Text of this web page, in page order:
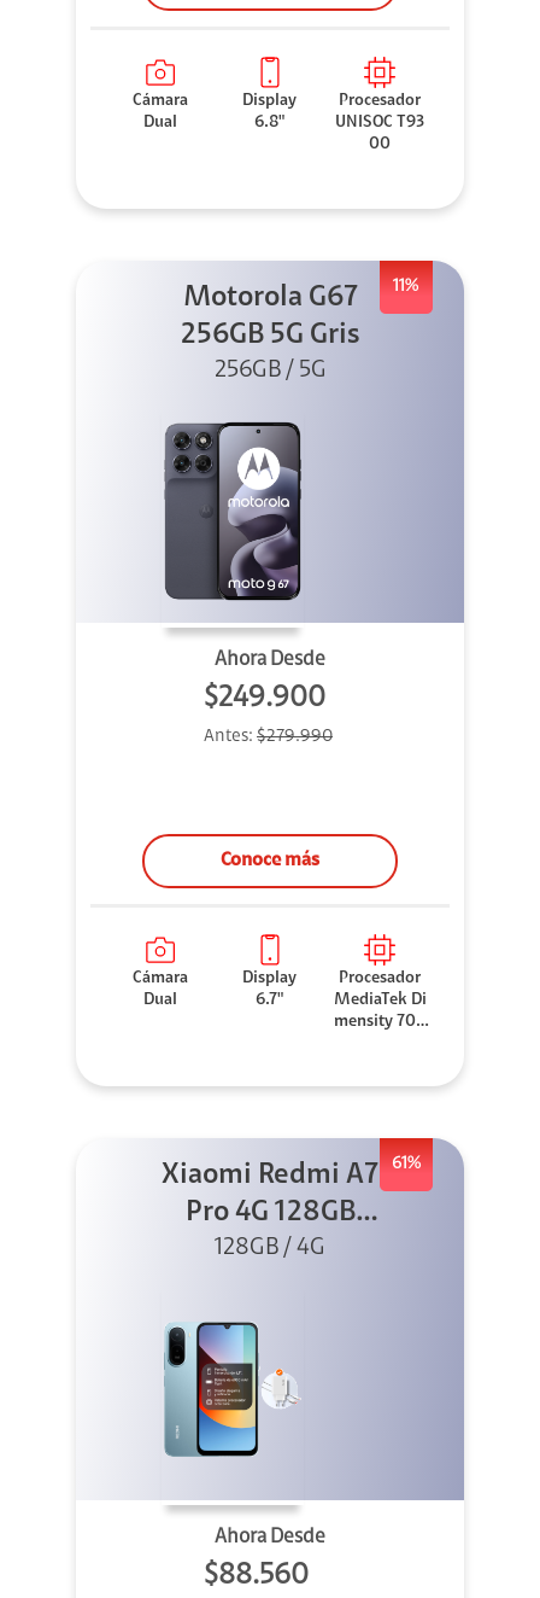
Cámara
Dual
Display
6.8"
Procesador
UNISOC T93
00
11%
Motorola G67
256GB 5G Gris
256GB / 5G
Ahora Desde
$249.900
Antes: $279.990
Conoce más
Cámara
Dual
Display
6.7"
Procesador
MediaTek Di
mensity 706
61%
Xiaomi Redmi A7
Pro 4G 128GB
Azul + Cargador
128GB / 4G
Ahora Desde
$88.560